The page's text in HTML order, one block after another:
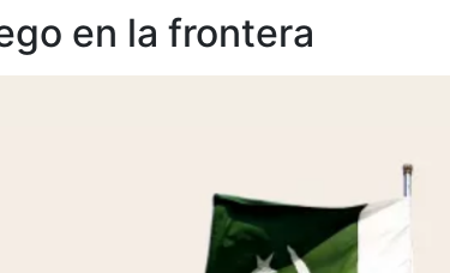
en la frontera